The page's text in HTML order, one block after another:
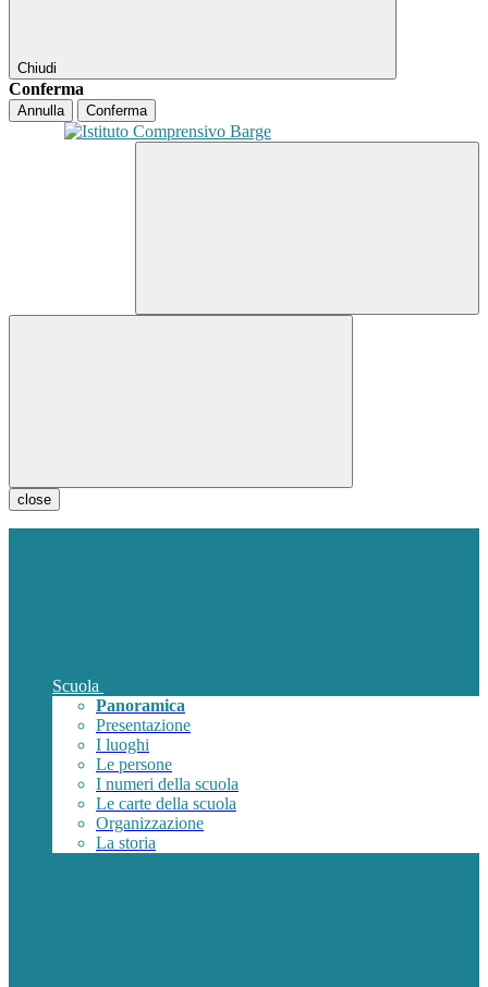
Chiudi
Conferma
Annulla Conferma
close
Scuola
Panoramica
Presentazione
I luoghi
Le persone
I numeri della scuola
Le carte della scuola
Organizzazione
La storia